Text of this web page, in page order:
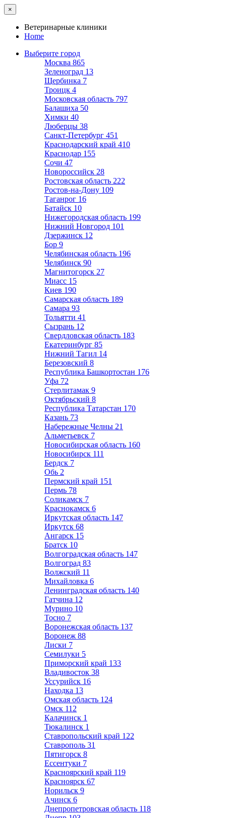
×
Ветеринарные клиники
Home
Выберите город
Москва 865
Зеленоград 13
Щербинка 7
Троицк 4
Московская область 797
Балашиха 50
Химки 40
Люберцы 38
Санкт-Петербург 451
Краснодарский край 410
Краснодар 155
Сочи 47
Новороссийск 28
Ростовская область 222
Ростов-на-Дону 109
Таганрог 16
Батайск 10
Нижегородская область 199
Нижний Новгород 101
Дзержинск 12
Бор 9
Челябинская область 196
Челябинск 90
Магнитогорск 27
Миасс 15
Киев 190
Самарская область 189
Самара 93
Тольятти 41
Сызрань 12
Свердловская область 183
Екатеринбург 85
Нижний Тагил 14
Березовский 8
Республика Башкортостан 176
Уфа 72
Стерлитамак 9
Октябрьский 8
Республика Татарстан 170
Казань 73
Набережные Челны 21
Альметьевск 7
Новосибирская область 160
Новосибирск 111
Бердск 7
Обь 2
Пермский край 151
Пермь 78
Соликамск 7
Краснокамск 6
Иркутская область 147
Иркутск 68
Ангарск 15
Братск 10
Волгоградская область 147
Волгоград 83
Волжский 11
Михайловка 6
Ленинградская область 140
Гатчина 12
Мурино 10
Тосно 7
Воронежская область 137
Воронеж 88
Лиски 7
Семилуки 5
Приморский край 133
Владивосток 38
Уссурийск 16
Находка 13
Омская область 124
Омск 112
Калачинск 1
Тюкалинск 1
Ставропольский край 122
Ставрополь 31
Пятигорск 8
Ессентуки 7
Красноярский край 119
Красноярск 67
Норильск 9
Ачинск 6
Днепропетровская область 118